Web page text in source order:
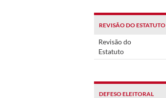
REVISÃO DO ESTATUTO
Revisão do
Estatuto
DEFESO ELEITORAL